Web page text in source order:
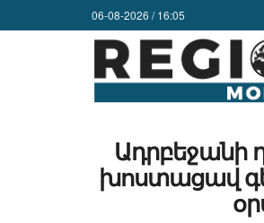
06-08-2026 / 16:05
Ադրբեջանի
խոստացավ